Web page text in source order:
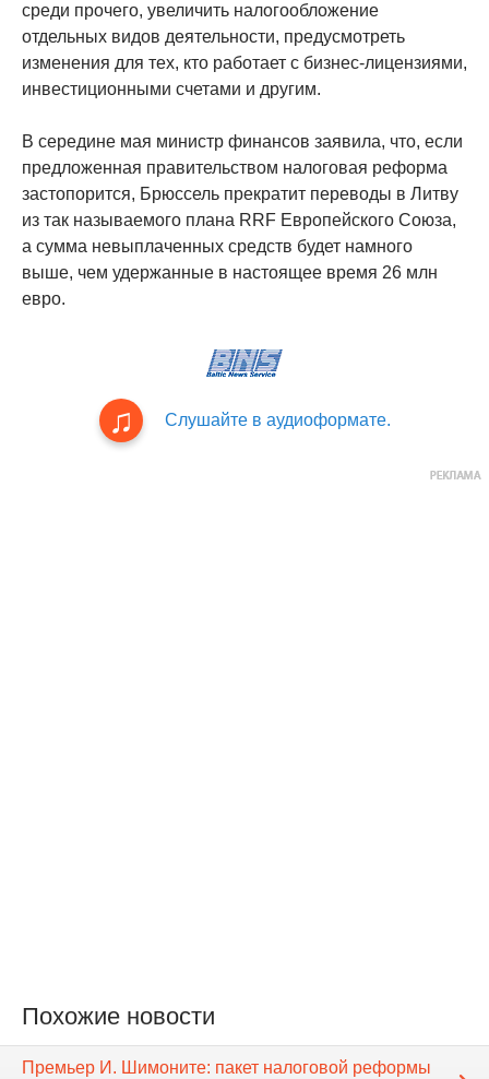
среди прочего, увеличить налогообложение
отдельных видов деятельности, предусмотреть
изменения для тех, кто работает с бизнес-лицензиями,
инвестиционными счетами и другим.
В середине мая министр финансов заявила, что, если
предложенная правительством налоговая реформа
застопорится, Брюссель прекратит переводы в Литву
из так называемого плана RRF Европейского Союза,
а сумма невыплаченных средств будет намного
выше, чем удержанные в настоящее время 26 млн
евро.
Слушайте в аудиоформате.
Похожие новости
Премьер И. Шимоните: пакет налоговой реформы